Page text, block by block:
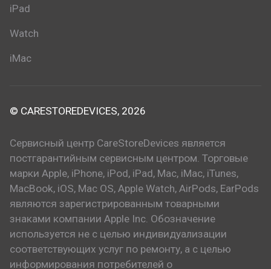
iPad
Watch
iMac
© CARESTOREDEVICES, 2026
Сервисный центр CareStoreDevices является
постгарантийным сервисным центром. Торговые
марки Apple, iPhone, iPod, iPad, Mac, iMac, iTunes,
MacBook, iOS, Mac OS, Apple Watch, AirPods, EarPods
являются зарегистрированным товарными
знаками компании Apple Inc. Обозначение
используется не с целью индивидуализации
соответствующих услуг по ремонту, а с целью
информирования потребителей о